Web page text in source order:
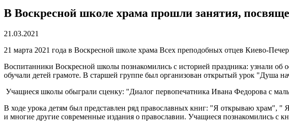
В Воскресной школе храма прошли занятия,
21.03.2021
21 марта 2021 года в Воскресной школе храма Всех преподобных отцев Киево-
Воспитанники Воскресной школы познакомились с историей праздника: узнали об
обучали детей грамоте. В старшей группе был организован открытый урок "Душа
Учащиеся школы обыграли сценку: "Диалог первопечатника Ивана Федорова с
В ходе урока детям был представлен ряд православных книг: "Я открываю храм",
и многие другие современные издания о православии. Учащиеся познакомились с